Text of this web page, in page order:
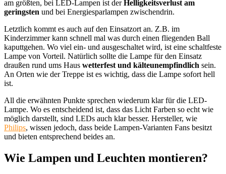
am größten, bei LED-Lampen ist derHelligkeitsverlust am
geringsten und bei Energiesparlampen zwischendrin.
Letztlich kommt es auch auf den Einsatzort an. Z.B. im
Kinderzimmer kann schnell mal was durch einen fliegenden Ball
kaputtgehen. Wo viel ein- und ausgeschaltet wird, ist eine schaltfeste
Lampe von Vorteil. Natürlich sollte die Lampe für den Einsatz
draußen rund ums Haus wetterfest und kälteunempfindlich sein.
An Orten wie der Treppe ist es wichtig, dass die Lampe sofort hell
ist.
All die erwähnten Punkte sprechen wiederum klar für die LED-
Lampe. Wo es entscheidend ist, dass das Licht Farben so echt wie
möglich darstellt, sind LEDs auch klar besser. Hersteller, wie
Philips, wissen jedoch, dass beide Lampen-Varianten Fans besitzt
und bieten entsprechend beides an.
Wie Lampen und Leuchten montieren?